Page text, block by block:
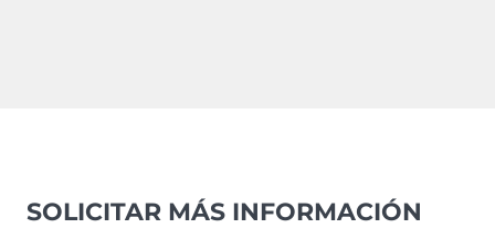
SOLICITAR MÁS INFORMACIÓN